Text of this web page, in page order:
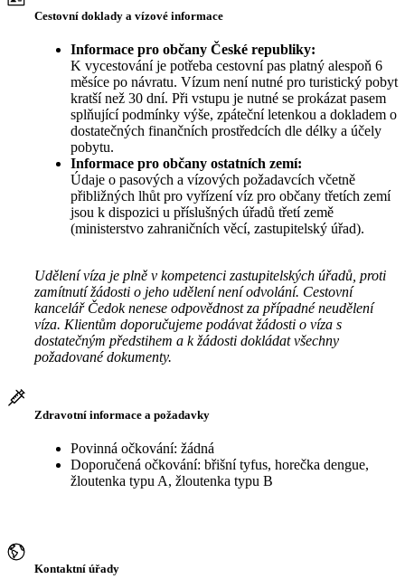
Cestovní doklady a vízové informace
Informace pro občany České republiky:
K vycestování je potřeba cestovní pas platný alespoň 6
měsíce po návratu. Vízum není nutné pro turistický pobyt
kratší než 30 dní. Při vstupu je nutné se prokázat pasem
splňující podmínky výše, zpáteční letenkou a dokladem o
dostatečných finančních prostředcích dle délky a účely
pobytu.
Informace pro občany ostatních zemí:
Údaje o pasových a vízových požadavcích včetně
přibližných lhůt pro vyřízení víz pro občany třetích zemí
jsou k dispozici u příslušných úřadů třetí země
(ministerstvo zahraničních věcí, zastupitelský úřad).
Udělení víza je plně v kompetenci zastupitelských úřadů, proti
zamítnutí žádosti o jeho udělení není odvolání. Cestovní
kancelář Čedok nenese odpovědnost za případné neudělení
víza. Klientům doporučujeme podávat žádosti o víza s
dostatečným předstihem a k žádosti dokládat všechny
požadované dokumenty.
Zdravotní informace a požadavky
Povinná očkování: žádná
Doporučená očkování: břišní tyfus, horečka dengue,
žloutenka typu A, žloutenka typu B
Kontaktní úřady